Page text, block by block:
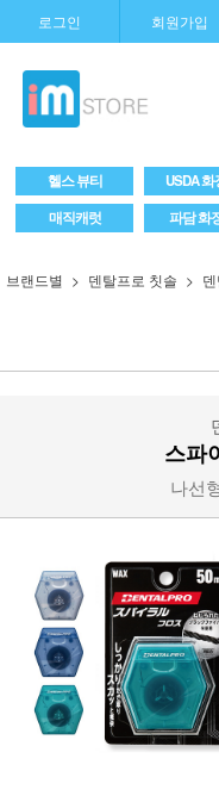
로그인 회원가입
헬스 뷰티 USDA
매직캐럿
파담 화
브랜드별 덴탈프로 칫솔
스파
나선